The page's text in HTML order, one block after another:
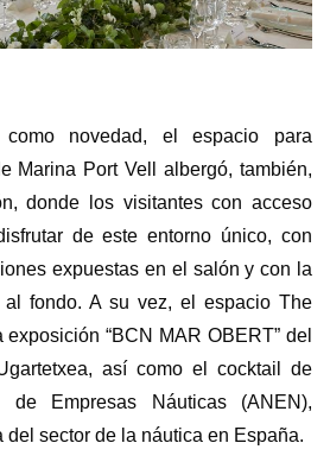
novedad, el espacio para
Marina Port Vell albergó, también,
donde los visitantes con acceso
de este entorno único, con
expuestas en el salón y con la
fondo. A su vez, el espacio The
“BCN MAR OBERT” del
así como el cocktail de
de Empresas Náuticas (ANEN),
del sector de la náutica en España.